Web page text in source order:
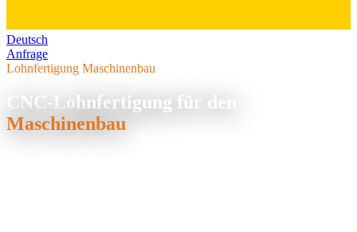
Deutsch
Anfrage
Lohnfertigung Maschinenbau
CNC-Lohnfertigung für den
Maschinenbau